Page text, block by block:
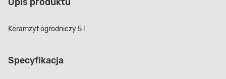
Keramzyt ogrodniczy 5 l
Specyfikacja